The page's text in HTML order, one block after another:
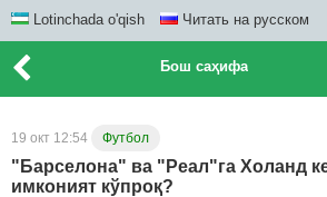
Lotinchada o'qish Читать на русском
Бош саҳифа
19 окт 12:54 Футбол
"Барселона" ва "Реал"га Холанд
имконият кўпроқ?